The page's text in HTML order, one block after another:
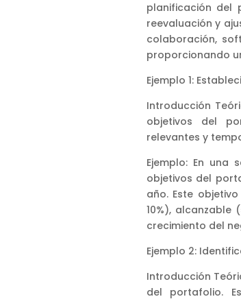
planificación
reevaluación y
colaboración,
proporcionando
Ejemplo 1:
Introducción
objetivos del
relevantes y
Ejemplo: En
objetivos del
año. Este
10%),
crecimiento del
Ejemplo 2:
Introducción
del portafolio.